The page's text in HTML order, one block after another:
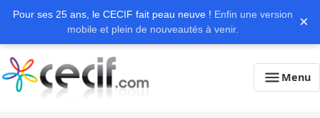
Pour ses 25 ans, le CECIF fait peau neuve ! Enfin une version
mobile et plein de nouveautés à venir.
×
Menu